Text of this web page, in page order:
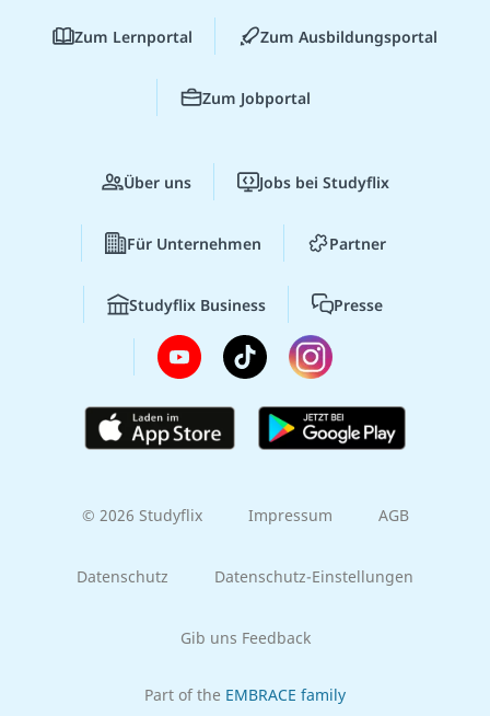
Zum Lernportal Zum Ausbildungsportal
Zum Jobportal
Über uns Jobs bei Studyflix
Für Unternehmen Partner
Studyflix Business Presse
© 2026 Studyflix Impressum AGB
Datenschutz Datenschutz-Einstellungen
Gib uns Feedback
Part of the EMBRACE family